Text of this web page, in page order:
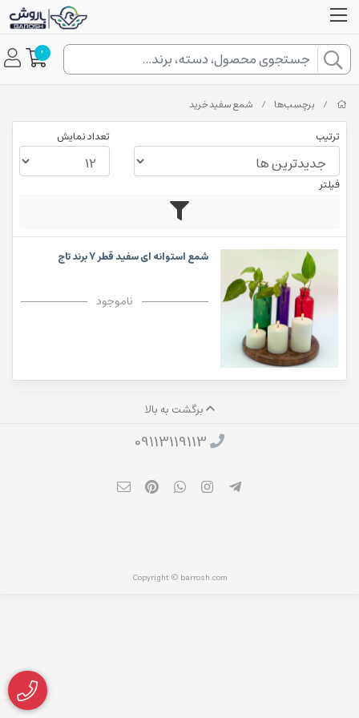
0
/ برچسب‌ها / شمع سفید خرید
ترتیب تعداد نمایش
فیلتر
شمع استوانه ای سفید قطر 7 برند تاج
ناموجود
برگشت به بالا
09113119113
Copyright © barrosh.com